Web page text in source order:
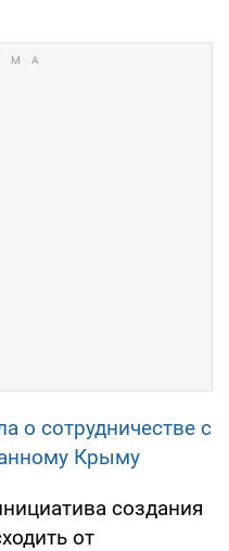
о сотрудничестве с
Крыму
создания
от